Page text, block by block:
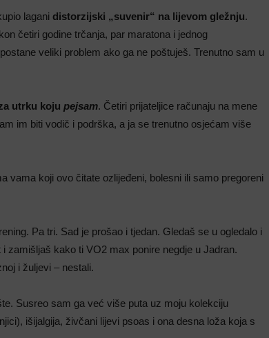
lagani distorzijski „suvenir“ na lijevom gležnju.
četiri godine trčanja, par maratona i jednog
veliki problem ako ga ne poštuješ. Trenutno sam u
utrku koju pejsam. Četiri prijateljice računaju na mene
im biti vodič i podrška, a ja se trenutno osjećam više
vama koji ovo čitate ozlijeđeni, bolesni ili samo pregoreni
Pa tri. Sad je prošao i tjedan. Gledaš se u ogledalo i
zamišljaš kako ti VO2 max ponire negdje u Jadran.
i žuljevi – nestali.
Susreo sam ga već više puta uz moju kolekciju
išijalgija, živčani lijevi psoas i ona desna loža koja s